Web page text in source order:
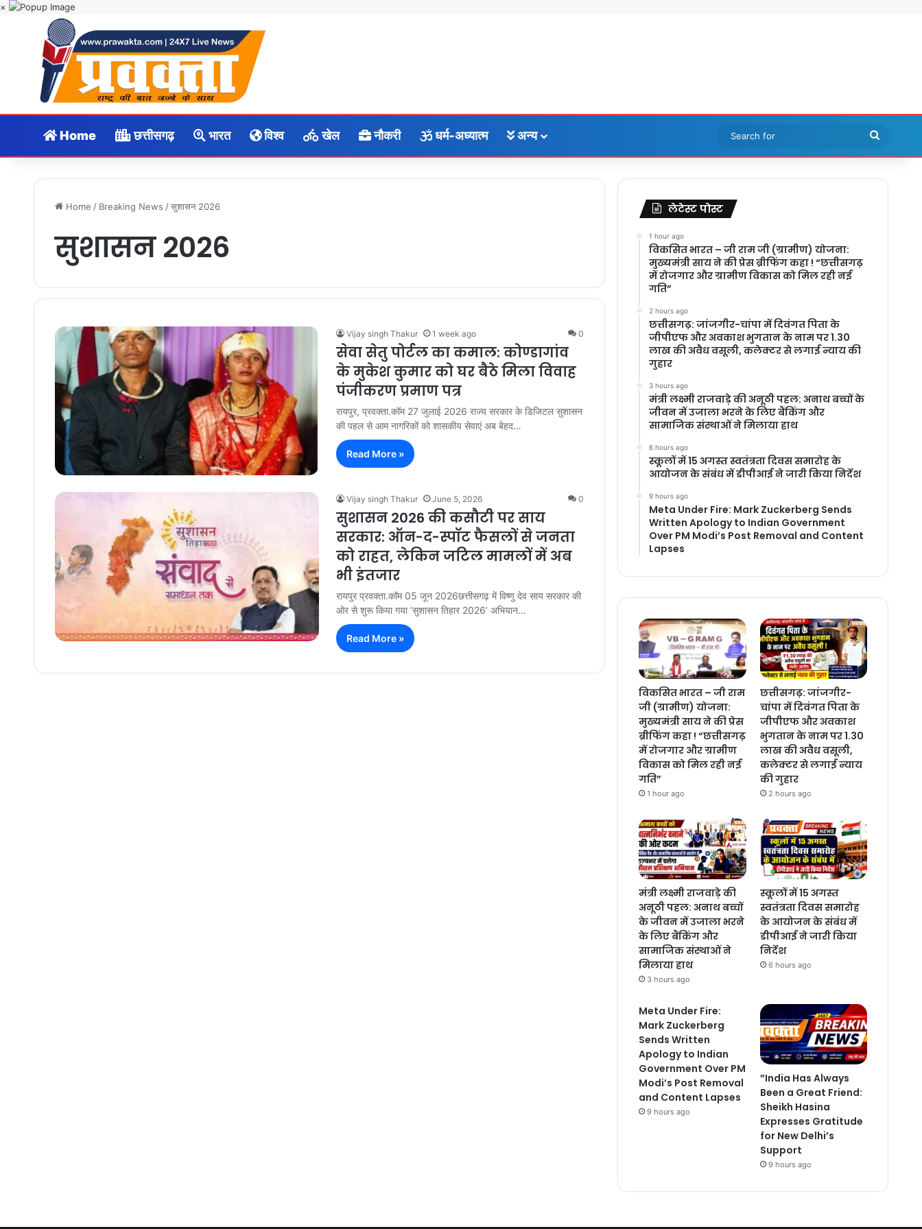
×
Home छत्तीसगढ़ भारत विश्व खेल नौकरी धर्म-अध्यात्म अन्य
Search
for
Home / Breaking News / सुशासन 2026
सुशासन 2026
Vijay singh Thakur 1 week ago 0
सेवा सेतु पोर्टल का कमाल: कोण्डागांव
के मुकेश कुमार को घर बैठे मिला विवाह
पंजीकरण प्रमाण पत्र
रायपुर, प्रवक्ता.कॉम 27 जुलाई 2026 राज्य सरकार के डिजिटल सुशासन
की पहल से आम नागरिकों को शासकीय सेवाएं अब बेहद…
Read More »
Vijay singh Thakur June 5, 2026 0
सुशासन 2026 की कसौटी पर साय
सरकार: ऑन-द-स्पॉट फैसलों से जनता
को राहत, लेकिन जटिल मामलों में अब
भी इंतजार
रायपुर प्रवक्ता.कॉम 05 जून 2026​छत्तीसगढ़ में विष्णु देव साय सरकार की
ओर से शुरू किया गया ‘सुशासन तिहार 2026’ अभियान…
Read More »
लेटेस्ट पोस्ट
1 hour ago
विकसित भारत – जी राम जी (ग्रामीण) योजना:
मुख्यमंत्री साय ने की प्रेस ब्रीफिंग कहा ! “छत्तीसगढ़
में रोजगार और ग्रामीण विकास को मिल रही नई
गति”
2 hours ago
छत्तीसगढ़: जांजगीर-चांपा में दिवंगत पिता के
जीपीएफ और अवकाश भुगतान के नाम पर 1.30
लाख की अवैध वसूली, कलेक्टर से लगाई न्याय की
गुहार
3 hours ago
मंत्री लक्ष्मी राजवाड़े की अनूठी पहल: अनाथ बच्चों के
जीवन में उजाला भरने के लिए बैंकिंग और
सामाजिक संस्थाओं ने मिलाया हाथ
6 hours ago
स्कूलों में 15 अगस्त स्वतंत्रता दिवस समारोह के
आयोजन के संबंध में डीपीआई ने जारी किया निर्देश
9 hours ago
Meta Under Fire: Mark Zuckerberg Sends
Written Apology to Indian Government
Over PM Modi’s Post Removal and Content
Lapses
विकसित भारत – जी राम
जी (ग्रामीण) योजना:
मुख्यमंत्री साय ने की प्रेस
ब्रीफिंग कहा ! “छत्तीसगढ़
में रोजगार और ग्रामीण
विकास को मिल रही नई
गति”
1 hour ago
छत्तीसगढ़: जांजगीर-
चांपा में दिवंगत पिता के
जीपीएफ और अवकाश
भुगतान के नाम पर 1.30
लाख की अवैध वसूली,
कलेक्टर से लगाई न्याय
की गुहार
2 hours ago
मंत्री लक्ष्मी राजवाड़े की
अनूठी पहल: अनाथ बच्चों
के जीवन में उजाला भरने
के लिए बैंकिंग और
सामाजिक संस्थाओं ने
मिलाया हाथ
3 hours ago
स्कूलों में 15 अगस्त
स्वतंत्रता दिवस समारोह
के आयोजन के संबंध में
डीपीआई ने जारी किया
निर्देश
6 hours ago
Meta Under Fire:
Mark Zuckerberg
Sends Written
Apology to Indian
Government Over PM
Modi’s Post Removal
and Content Lapses
9 hours ago
”India Has Always
Been a Great Friend:
Sheikh Hasina
Expresses Gratitude
for New Delhi’s
Support
9 hours ago